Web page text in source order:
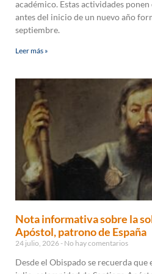
académico. Estas actividades
antes del inicio de un nuevo año
septiembre.
Leer más »
Nota informativa sobre la
Apóstol, patrono de España
24 julio, 2026 No hay comentarios
Desde el Obispado se recuerda